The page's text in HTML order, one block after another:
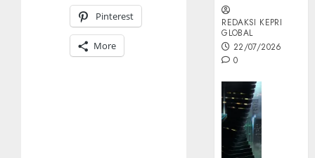
Pinterest
More
REDAKSI KEPRI
GLOBAL
22/07/2026
0